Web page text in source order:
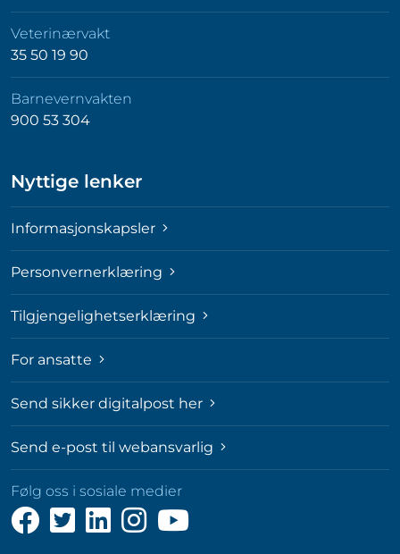
Veterinærvakt
35 50 19 90
Barnevernvakten
900 53 304
Nyttige lenker
Informasjonskapsler
Personvernerklæring
Tilgjengelighetserklæring
For ansatte
Send sikker digitalpost her
Send e-post til webansvarlig
Følg oss i sosiale medier
Følg
oss
Følg
oss
Følg
oss
Følg
oss
Følg
oss